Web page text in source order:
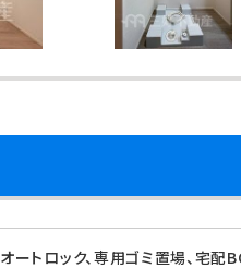
オートロック、専用ゴミ置場、宅配